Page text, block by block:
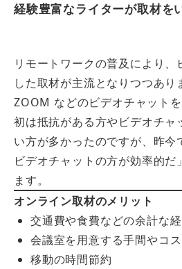
経験豊富なライターが取材を
リモートワークの普及により、
した取材が主流となりつつあり
ZOOM などのビデオチャット
初は抵抗がある方やビデオチャ
い方が多かったのですが、昨今
ビデオチャットの方が効率的だ
ます。
オンライン取材のメリット
交通費や食費などの余計な
会議室を用意する手間やコ
移動の時間節約